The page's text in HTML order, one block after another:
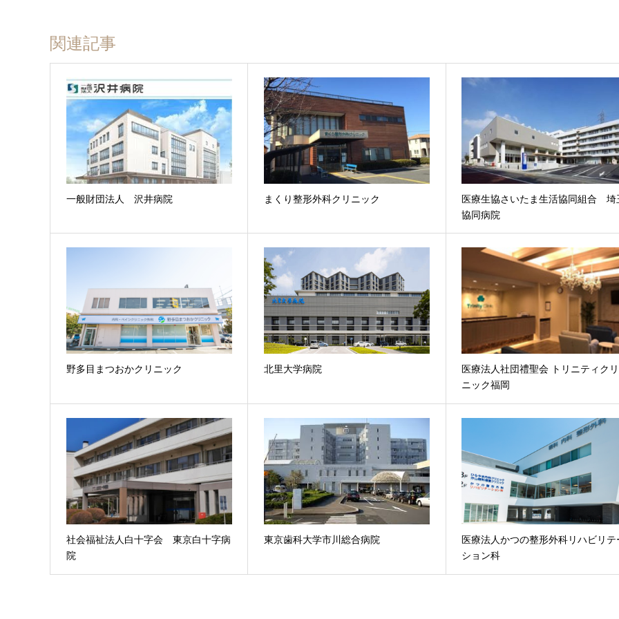
関連記事
一般財団法人 沢井病院 まくり整形外科クリニック
医療生協さいたま生活協同組合 埼
協同病院
野多目まつおかクリニック 北里大学病院
医療法人社団禮聖会 トリニティクリ
ニック福岡
社会福祉法人白十字会 東京白十字病
院
東京歯科大学市川総合病院
医療法人かつの整形外科リハビリテ
ション科